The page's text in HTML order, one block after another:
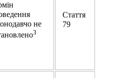
не
3
Стаття
79